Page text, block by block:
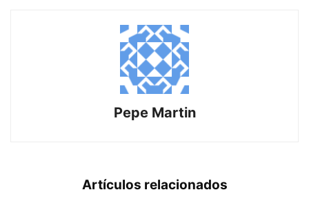
Pepe Martin
Artículos relacionados